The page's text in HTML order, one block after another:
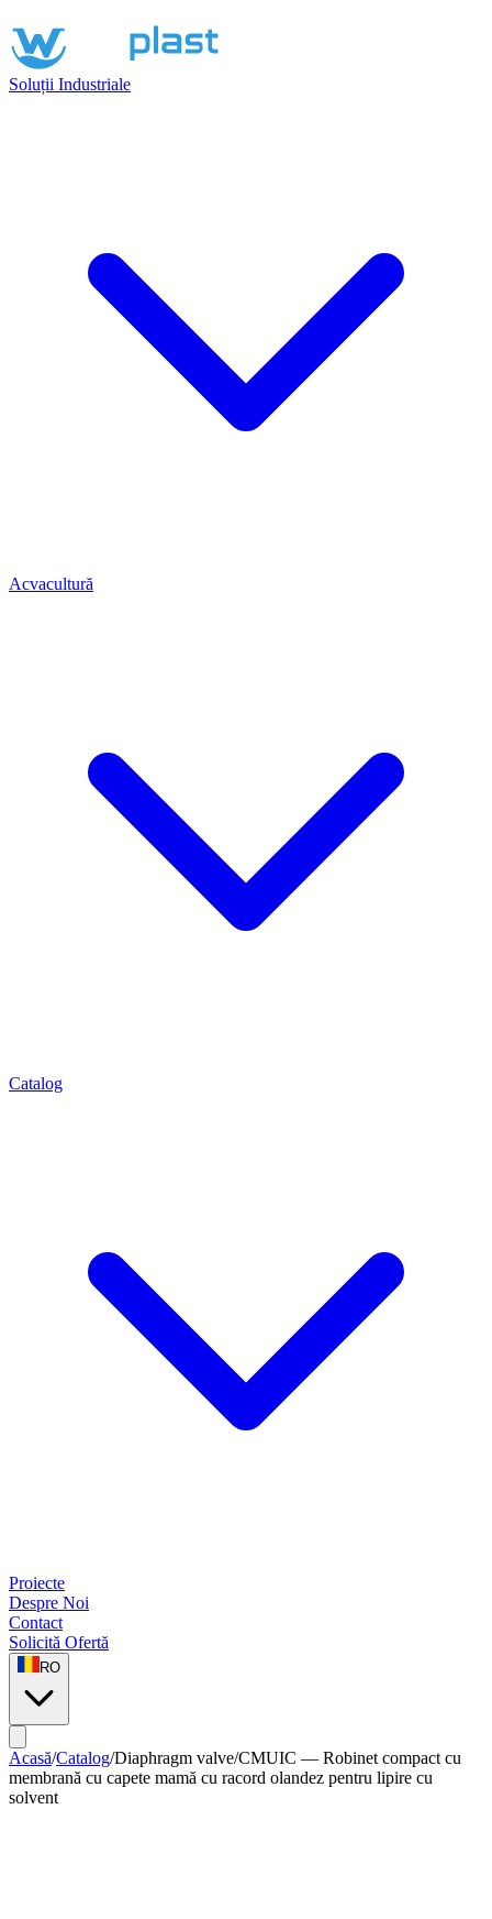
Soluții Industriale
Acvacultură
Catalog
Proiecte
Despre Noi
Contact
Solicită Ofertă
RO
Acasă/Catalog/Diaphragm valve/CMUIC — Robinet compact cu
membrană cu capete mamă cu racord olandez pentru lipire cu
solvent